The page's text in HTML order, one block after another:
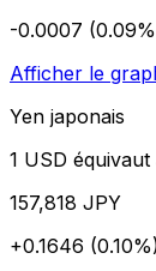
-0.0007
Afficher le
Yen japonais
1 USD équivaut
157,818 JPY
+0.1646